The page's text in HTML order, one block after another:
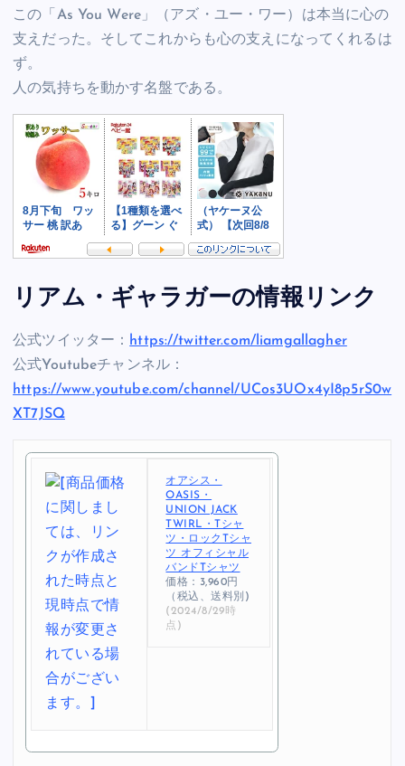
この「As You Were」（アズ・ユー・ワー）は本当に心の
支えだった。そしてこれからも心の支えになってくれるは
ず。
人の気持ちを動かす名盤である。
リアム・ギャラガーの情報リンク
公式ツイッター： https://twitter.com/liamgallagher
公式Youtubeチャンネル：
https://www.youtube.com/channel/UCos3UOx4yI8p5rS0w
XT7JSQ
オアシス・
OASIS・
UNION JACK
TWIRL・Tシャ
ツ・ロックTシャ
ツ オフィシャル
バンドTシャツ
価格：3,960円
（税込、送料別)
(2024/8/29時
点)